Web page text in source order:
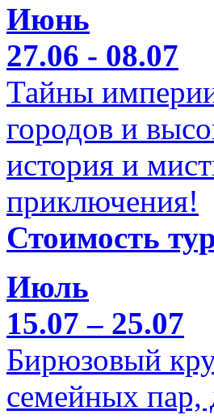
Июнь
27.06 - 08.07
Тайны
городов и
история и
приключения!
Стоимость
Июль
15.07 – 25.07
Бирюзовый
семейных пар,